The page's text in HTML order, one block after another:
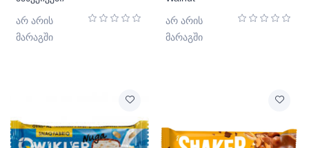
არ არის
მარაგში
არ არის
მარაგში